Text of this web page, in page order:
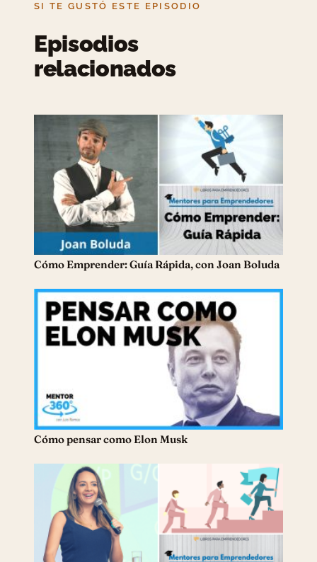
SI TE GUSTÓ ESTE EPISODIO
Episodios
relacionados
Cómo Emprender: Guía Rápida, con Joan Boluda
Cómo pensar como Elon Musk